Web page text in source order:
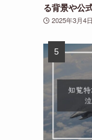
る背景や公
2025年3月4日